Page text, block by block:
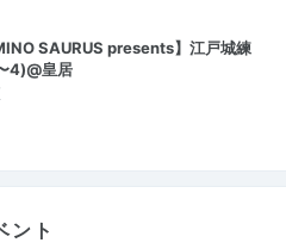
SAURUS presents】江戸城練
4)@皇居
ント